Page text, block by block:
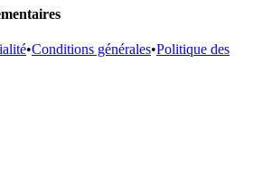
•Conditions générales•Politique des